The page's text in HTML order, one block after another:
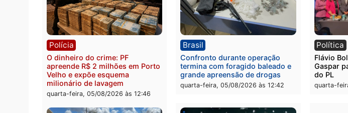
Política
Jônatas França é aprovado na
convenção e confirmado
candidato a deputado federal
pelo Republicanos
Brasil
TCE reúne candidatos ao
Governo e apresenta
diagnóstico que pode mudar os
rumos de Rondônia